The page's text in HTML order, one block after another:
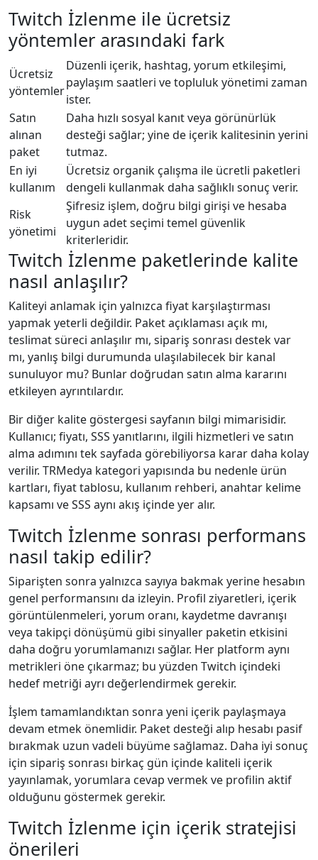
Twitch İzlenme ile ücretsiz
yöntemler arasındaki fark
Ücretsiz
yöntemler
Düzenli içerik, hashtag, yorum etkileşimi,
paylaşım saatleri ve topluluk yönetimi zaman
ister.
Satın
alınan
paket
Daha hızlı sosyal kanıt veya görünürlük
desteği sağlar; yine de içerik kalitesinin yerini
tutmaz.
En iyi
kullanım
Ücretsiz organik çalışma ile ücretli paketleri
dengeli kullanmak daha sağlıklı sonuç verir.
Risk
yönetimi
Şifresiz işlem, doğru bilgi girişi ve hesaba
uygun adet seçimi temel güvenlik
kriterleridir.
Twitch İzlenme paketlerinde kalite
nasıl anlaşılır?
Kaliteyi anlamak için yalnızca fiyat karşılaştırması
yapmak yeterli değildir. Paket açıklaması açık mı,
teslimat süreci anlaşılır mı, sipariş sonrası destek var
mı, yanlış bilgi durumunda ulaşılabilecek bir kanal
sunuluyor mu? Bunlar doğrudan satın alma kararını
etkileyen ayrıntılardır.
Bir diğer kalite göstergesi sayfanın bilgi mimarisidir.
Kullanıcı; fiyatı, SSS yanıtlarını, ilgili hizmetleri ve satın
alma adımını tek sayfada görebiliyorsa karar daha kolay
verilir. TRMedya kategori yapısında bu nedenle ürün
kartları, fiyat tablosu, kullanım rehberi, anahtar kelime
kapsamı ve SSS aynı akış içinde yer alır.
Twitch İzlenme sonrası performans
nasıl takip edilir?
Siparişten sonra yalnızca sayıya bakmak yerine hesabın
genel performansını da izleyin. Profil ziyaretleri, içerik
görüntülenmeleri, yorum oranı, kaydetme davranışı
veya takipçi dönüşümü gibi sinyaller paketin etkisini
daha doğru yorumlamanızı sağlar. Her platform aynı
metrikleri öne çıkarmaz; bu yüzden Twitch içindeki
hedef metriği ayrı değerlendirmek gerekir.
İşlem tamamlandıktan sonra yeni içerik paylaşmaya
devam etmek önemlidir. Paket desteği alıp hesabı pasif
bırakmak uzun vadeli büyüme sağlamaz. Daha iyi sonuç
için sipariş sonrası birkaç gün içinde kaliteli içerik
yayınlamak, yorumlara cevap vermek ve profilin aktif
olduğunu göstermek gerekir.
Twitch İzlenme için içerik stratejisi
önerileri